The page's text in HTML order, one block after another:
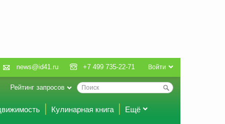
Войти
news@id41.ru +7 499 735-22-71
Рейтинг запросов
Кулинарная книга Ещё